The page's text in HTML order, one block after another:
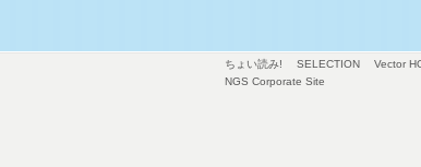
ちょい読み! SELECTION
Vector
NGS Corporate Site